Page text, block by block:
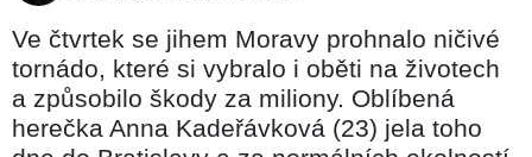
Ve čtvrtek se jihem Moravy prohnalo ničivé
tornádo, které si vybralo i oběti na životech
a způsobilo škody za miliony. Oblíbená
herečka Anna Kadeřávková (23) jela toho